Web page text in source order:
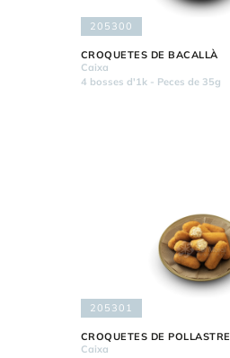
205300
CROQUETES DE BACALLÀ
Caixa
4 bosses d'1k - Peces de 35g
205301
CROQUETES DE POLLASTRE
Caixa